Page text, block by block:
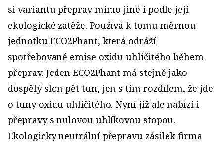
si variantu přeprav mimo jiné i podle její
ekologické zátěže. Používá k tomu měrnou
jednotku ECO2Phant, která odráží
spotřebované emise oxidu uhličitého během
přeprav. Jeden ECO2Phant má stejně jako
dospělý slon pět tun, jen s tím rozdílem, že jde
o tuny oxidu uhličitého. Nyní již ale nabízí i
přepravy s nulovou uhlíkovou stopou.
Ekologicky neutrální přepravu zásilek firma